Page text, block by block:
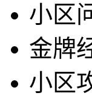
小区
金牌
小区